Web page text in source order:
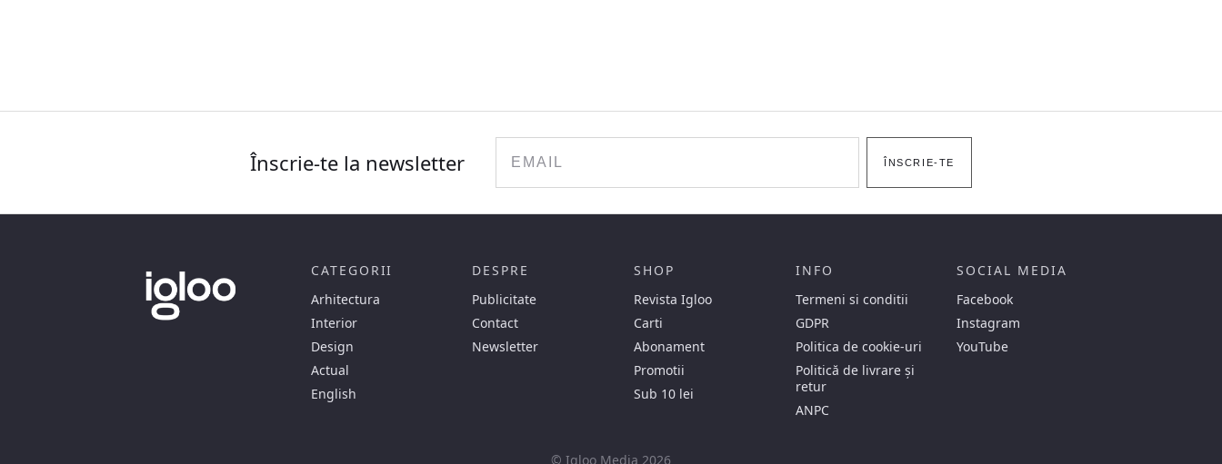
Înscrie-te la newsletter ÎNSCRIE-TE
CATEGORII
Arhitectura
Interior
Design
Actual
English
DESPRE
Publicitate
Contact
Newsletter
SHOP
Revista Igloo
Carti
Abonament
Promotii
Sub 10 lei
INFO
Termeni si conditii
GDPR
Politica de cookie-uri
Politică de livrare și
retur
ANPC
SOCIAL MEDIA
Facebook
Instagram
YouTube
© Igloo Media 2026